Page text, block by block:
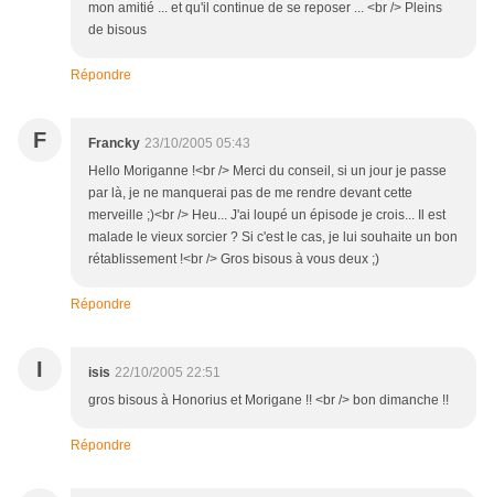
mon amitié ... et qu'il continue de se reposer ... <br /> Pleins
de bisous
Répondre
F Francky 23/10/2005 05:43
Hello Moriganne !<br /> Merci du conseil, si un jour je passe
par là, je ne manquerai pas de me rendre devant cette
merveille ;)<br /> Heu... J'ai loupé un épisode je crois... Il est
malade le vieux sorcier ? Si c'est le cas, je lui souhaite un bon
rétablissement !<br /> Gros bisous à vous deux ;)
Répondre
I isis 22/10/2005 22:51
gros bisous à Honorius et Morigane !! <br /> bon dimanche !!
Répondre